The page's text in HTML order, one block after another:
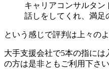
キャリアコンサルタン
話しをしてくれ、満足
という感じで評判は上々のよ
大手支援会社で5本の指に
の方は是非ともご利用下さい